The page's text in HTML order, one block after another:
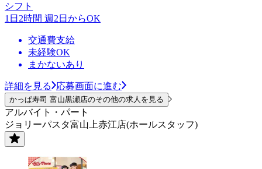
シフト
1日2時間 週2日からOK
交通費支給
未経験OK
まかないあり
詳細を見る 応募画面に進む
かっぱ寿司 富山黒瀬店のその他の求人を見る
アルバイト・パート
ジョリーパスタ富山上赤江店(ホールスタッフ)